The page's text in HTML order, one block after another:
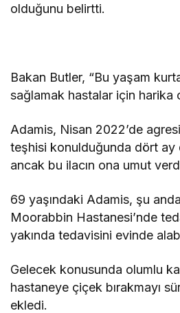
olduğunu belirtti.
Bakan Butler, “Bu yaşam
sağlamak hastalar için harika
Adamis, Nisan 2022’de
teşhisi konulduğunda dört ay
ancak bu ilacın ona umut
69 yaşındaki Adamis, şu
Moorabbin Hastanesi’nde
yakında tedavisini evinde
Gelecek konusunda olumlu
hastaneye çiçek bırakmayı
ekledi.